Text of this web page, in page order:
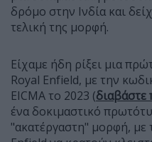
δρόμο στην Ινδία και
τελική της μορφή.
Είχαμε ήδη ρίξει μια
Royal Enfield, με την
EICMA το 2023 (διαβάστε
ένα δοκιμαστικό
"ακατέργαστη" μορφή, με